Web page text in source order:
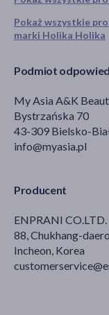
Pokaż wszystkie
marki Holika Holika
Podmiot
My Asia A&K
Bystrzańska 70
43-309 Bielsko-
info@myasia.pl
Producent
ENPRANI CO.LTD.
88, Chukhang-
Incheon, Korea